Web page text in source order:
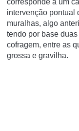
corresponde a um
intervenção pontual
muralhas, algo
tendo por base
cofragem, entre as
grossa e gravilha.